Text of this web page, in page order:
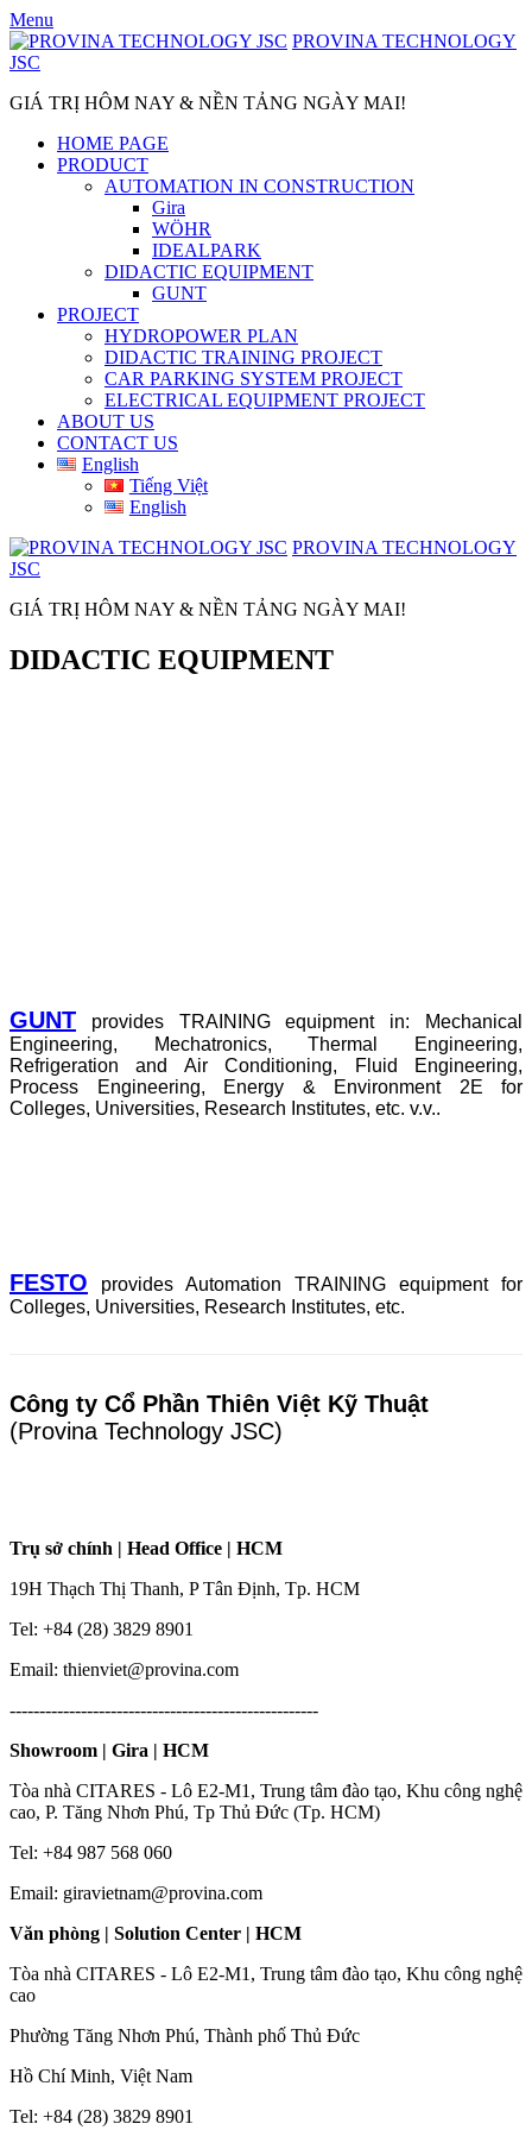
Skip
to
content
Menu
PROVINA TECHNOLOGY
JSC
GIÁ TRỊ HÔM NAY & NỀN TẢNG NGÀY MAI!
HOME PAGE
PRODUCT
AUTOMATION IN CONSTRUCTION
Gira
WÖHR
IDEALPARK
DIDACTIC EQUIPMENT
GUNT
PROJECT
HYDROPOWER PLAN
DIDACTIC TRAINING PROJECT
CAR PARKING SYSTEM PROJECT
ELECTRICAL EQUIPMENT PROJECT
ABOUT US
CONTACT US
English
Tiếng Việt
English
PROVINA TECHNOLOGY
JSC
GIÁ TRỊ HÔM NAY & NỀN TẢNG NGÀY MAI!
DIDACTIC EQUIPMENT
GUNT
provides TRAINING equipment in: Mechanical
Engineering, Mechatronics, Thermal Engineering,
Refrigeration and Air Conditioning, Fluid Engineering,
Process Engineering, Energy & Environment 2E for
Colleges, Universities, Research Institutes, etc. v.v..
FESTO
provides Automation TRAINING equipment for
Colleges, Universities, Research Institutes, etc.
Công ty Cổ Phần Thiên Việt Kỹ Thuật
(Provina Technology JSC)
Trụ sở chính | Head Office | HCM
19H Thạch Thị Thanh, P Tân Định, Tp. HCM
Tel: +84 (28) 3829 8901
Email: thienviet@provina.com
----------------------------------------------------
Showroom | Gira | HCM
Tòa nhà CITARES - Lô E2-M1, Trung tâm đào tạo, Khu công nghệ
cao, P. Tăng Nhơn Phú, Tp Thủ Đức (Tp. HCM)
Tel: +84 987 568 060
Email: giravietnam@provina.com
Văn phòng | Solution Center | HCM
Tòa nhà CITARES - Lô E2-M1, Trung tâm đào tạo, Khu công nghệ
cao
Phường Tăng Nhơn Phú, Thành phố Thủ Đức
Hồ Chí Minh, Việt Nam
Tel: +84 (28) 3829 8901